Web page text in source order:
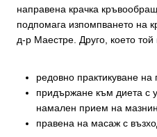
направена крачка
подпомага изпомпването на
д-р Маестре. Друго, което
редовно практикуване на
придържане към диета с
намален прием на
правена на масаж с